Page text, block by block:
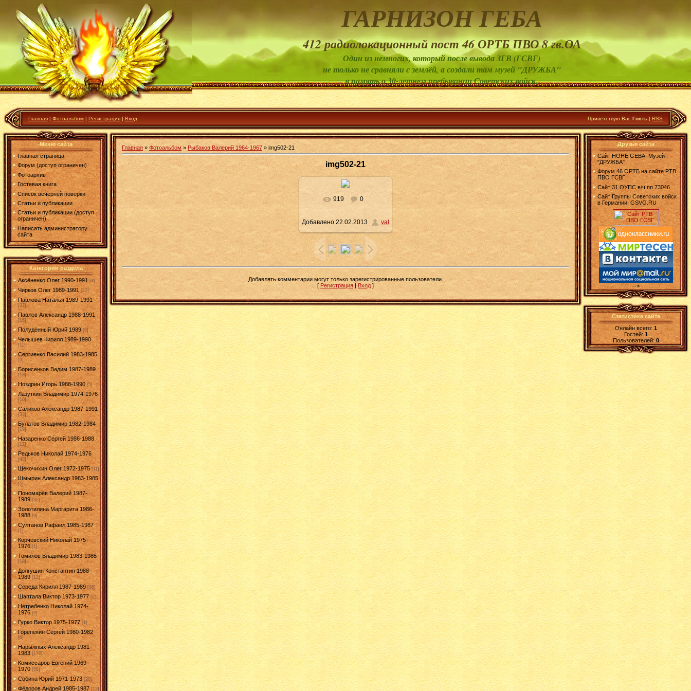
ГАРНИЗОН ГЕБА
412 радиолокационный пост 46 ОРТБ ПВО 8 гв.ОА
Один из немногих, который после вывода ЗГВ (ГСВГ)
не только не сравняли с землёй, а создали там музей "ДРУЖБА"
в память о 30-летнем пребывании Советских войск.
Главная | Фотоальбом | Регистрация | Вход Приветствую Вас Гость | RSS
Меню сайта
Главная страница
Форум (доступ ограничен)
Фотоархив
Гостевая книга
Список вечерней поверки
Статьи и публикации
Статьи и публикации (доступ
ограничен)
Написать администратору
сайта
Категории раздела
Аксёненко Олег 1990-1991 [3]
Чирков Олег 1989-1991 [22]
Павлова Наталья 1989-1991
[37]
Павлов Александр 1988-1991
[15]
Полудённый Юрий 1989 [6]
Челышев Кирилл 1989-1990
[11]
Сергиенко Василий 1983-1985
[9]
Борисенков Вадим 1987-1989
[13]
Ноздрин Игорь 1988-1990 [5]
Лазуткин Владимир 1974-1976
[10]
Саликов Александр 1987-1991
[33]
Булатов Владимир 1982-1984
[19]
Назаренко Сергей 1986-1988
[12]
Редьков Николай 1974-1976
[48]
Щекочихин Олег 1972-1975 [11]
Шмырин Александр 1983-1985
[5]
Пономарёв Валерий 1987-
1989 [32]
Золотилина Маргарита 1986-
1988 [9]
Султанов Рафаил 1985-1987
[1]
Корчевский Николай 1975-
1976 [1]
Томилов Владимир 1983-1985
[18]
Долгушин Константин 1988-
1989 [12]
Середа Кирилл 1987-1989 [35]
Шаптала Виктор 1973-1977 [21]
Нетребенко Николай 1974-
1976 [0]
Гурко Виктор 1975-1977 [1]
Горепёкин Сергей 1980-1982
[0]
Нарыжных Александр 1981-
1983 [172]
Комиссаров Евгений 1969-
1970 [58]
Собина Юрий 1971-1973 [20]
Фёдоров Андрей 1985-1987 [13]
Главная » Фотоальбом» Рыбаков Валерий 1964-1967 » img502-21
img502-21
В реальном размере
780x486/ 54.0Kb
919 0
Добавлено 22.02.2013 val
Добавлять комментарии могут только зарегистрированные пользователи.
[ Регистрация | Вход ]
Друзья сайта
Сайт HOHE GEBA. Музей
"ДРУЖБА"
Форум 46 ОРТБ на сайте РТВ
ПВО ГСВГ
Сайт 31 ОУПС в/ч пп 73046
Сайт Группы Советских войск
в Германии. GSVG.RU
-->
Статистика сайта
Онлайн всего: 1
Гостей:1
Пользователей:0